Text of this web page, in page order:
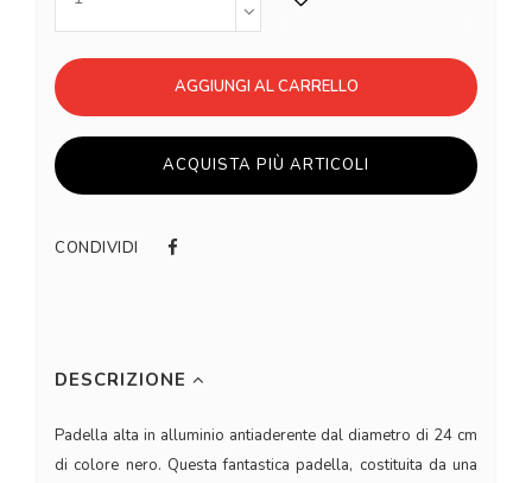
AGGIUNGI AL CARRELLO
ACQUISTA PIÙ ARTICOLI
CONDIVIDI
DESCRIZIONE
Padella alta in alluminio antiaderente dal diametro di 24 cm
di colore nero. Questa fantastica padella, costituita da una